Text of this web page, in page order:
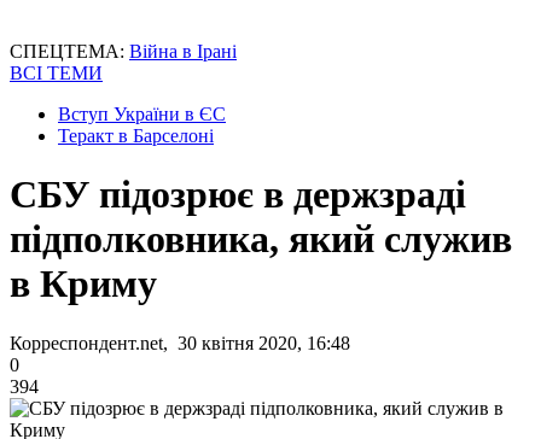
СПЕЦТЕМА: Війна в Ірані
ВСІ ТЕМИ
Вступ України в ЄС
Теракт в Барселоні
СБУ підозрює в держзраді
підполковника, який служив
в Криму
Корреспондент.net, 30 квітня 2020, 16:48
0
394